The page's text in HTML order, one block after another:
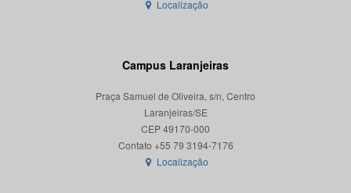
Localização
Campus Laranjeiras
Praça Samuel de Oliveira, s/n, Centro
Laranjeiras/SE
CEP 49170-000
Localização